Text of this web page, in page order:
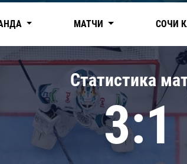
Нефтехимик
Дивизион Чернышева
Авангард
Адмирал
КХЛ
МАТЧИ СОЧИ
Статистика
3:1